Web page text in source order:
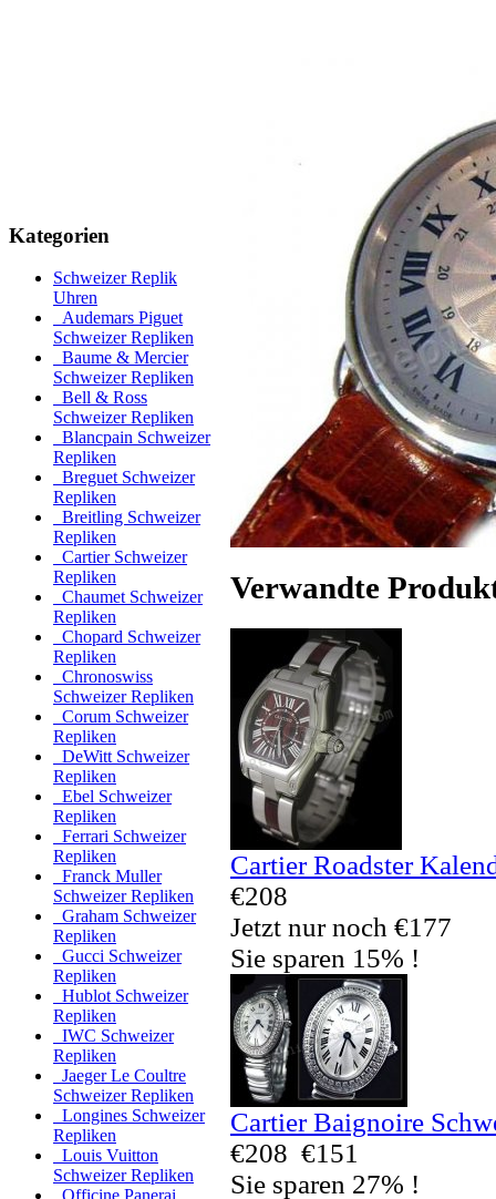
Kategorien
Schweizer Replik
Uhren
Audemars Piguet
Schweizer Repliken
Baume & Mercier
Schweizer Repliken
Bell & Ross
Schweizer Repliken
Blancpain Schweizer
Repliken
Breguet Schweizer
Repliken
Breitling Schweizer
Repliken
Cartier Schweizer
Repliken
Chaumet Schweizer
Repliken
Chopard Schweizer
Repliken
Chronoswiss
Schweizer Repliken
Corum Schweizer
Repliken
DeWitt Schweizer
Repliken
Ebel Schweizer
Repliken
Ferrari Schweizer
Repliken
Franck Muller
Schweizer Repliken
Graham Schweizer
Repliken
Gucci Schweizer
Repliken
Hublot Schweizer
Repliken
IWC Schweizer
Repliken
Jaeger Le Coultre
Schweizer Repliken
Longines Schweizer
Repliken
Louis Vuitton
Schweizer Repliken
Verwandte
Cartier Roadster
€208
Jetzt nur noch €177
Sie sparen 15% !
Cartier Baignoire
€208 €151
Sie sparen 27% !